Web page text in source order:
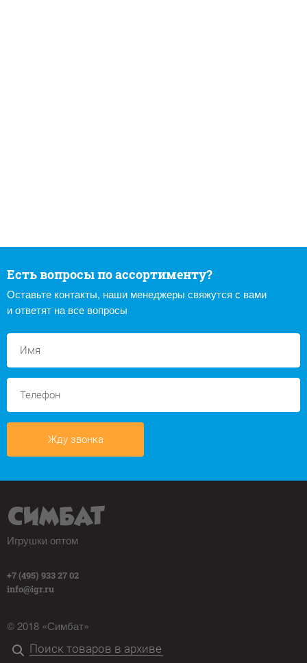
Есть вопросы по ассортименту?
Оставьте контакты, наши менеджеры свяжутся с вами
и ответят на все вопросы
Жду звонка
Игрушки оптом
+7 (495) 933 27 02
info@igr.ru
© 2018 «Симбат»